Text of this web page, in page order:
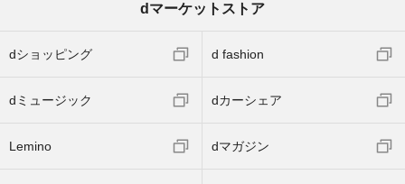
dマーケットストア
dショッピング d fashion
dミュージック dカーシェア
Lemino dマガジン